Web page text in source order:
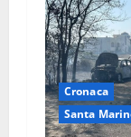
Cronaca
Santa